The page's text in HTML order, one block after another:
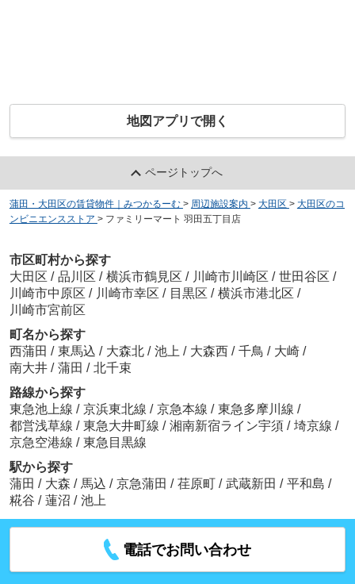
地図アプリで開く
ページトップへ
蒲田・大田区の賃貸物件｜みつかるーむ > 周辺施設案内 > 大田区 > 大田区のコ
ンビニエンスストア > ファミリーマート 羽田五丁目店
市区町村から探す
大田区 / 品川区 / 横浜市鶴見区 / 川崎市川崎区 / 世田谷区 /
川崎市中原区 / 川崎市幸区 / 目黒区 / 横浜市港北区 /
川崎市宮前区
町名から探す
西蒲田 / 東馬込 / 大森北 / 池上 / 大森西 / 千鳥 / 大崎 /
南大井 / 蒲田 / 北千束
路線から探す
東急池上線 / 京浜東北線 / 京急本線 / 東急多摩川線 /
都営浅草線 / 東急大井町線 / 湘南新宿ライン宇須 / 埼京線 /
京急空港線 / 東急目黒線
駅から探す
蒲田 / 大森 / 馬込 / 京急蒲田 / 荏原町 / 武蔵新田 / 平和島 /
糀谷 / 蓮沼 / 池上
電話でお問い合わせ